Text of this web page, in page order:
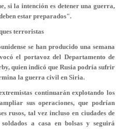
si la intención es detener una guerra,
estar preparados".
terroristas
se han producido una semana
el portavoz del Departamento de
quien indicó que Rusia podría sufrir
la guerra civil en Siria.
continuarán explotando los
sus operaciones, que podrían
rusos, tal vez incluso en ciudades de
a casa en bolsas y seguirá